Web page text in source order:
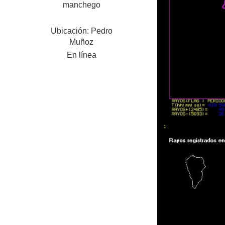
manchego
Ubicación: Pedro
Muñoz
En línea